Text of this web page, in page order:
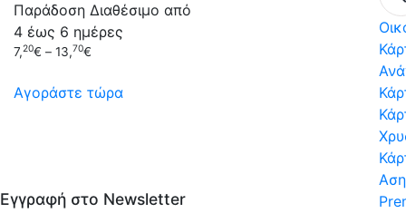
Παράδοση Διαθέσιμο από
4 έως 6 ημέρες
7,20€ – 13,70€
Αγοράστε τώρα
Εγγραφή στο Newsletter